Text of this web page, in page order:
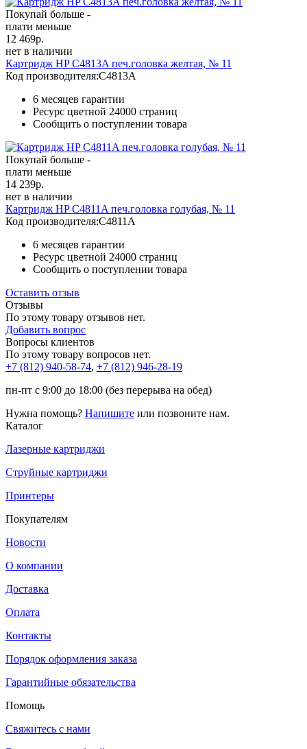
Покупай больше -
плати меньше
12 469р.
нет в наличии
Картридж HP C4813A печ.головка желтая, № 11
Код производителя:C4813A
6 месяцев гарантии
Ресурс цветной 24000 страниц
Сообщить о поступлении товара
Покупай больше -
плати меньше
14 239р.
нет в наличии
Картридж HP C4811A печ.головка голубая, № 11
Код производителя:C4811A
6 месяцев гарантии
Ресурс цветной 24000 страниц
Сообщить о поступлении товара
Оставить отзыв
Отзывы
По этому товару отзывов нет.
Добавить вопрос
Вопросы клиентов
По этому товару вопросов нет.
+7 (812) 940-58-74, +7 (812) 946-28-19
пн-пт с 9:00 до 18:00 (без перерыва на обед)
Нужна помощь? Напишите или позвоните нам.
Каталог
Лазерные картриджи
Струйные картриджи
Принтеры
Покупателям
Новости
О компании
Доставка
Оплата
Контакты
Порядок оформления заказа
Гарантийные обязательства
Помощь
Свяжитесь с нами